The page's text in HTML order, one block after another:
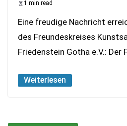
1 min read
Eine freudige Nachricht
des Freundeskreises
Friedenstein Gotha e.V.: Der
Weiterlesen